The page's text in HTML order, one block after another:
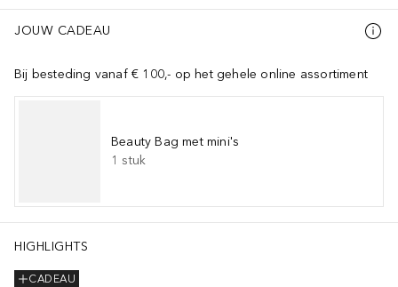
JOUW CADEAU
Bij besteding vanaf € 100,- op het gehele online assortiment
Beauty Bag met mini's
1 stuk
HIGHLIGHTS
CADEAU